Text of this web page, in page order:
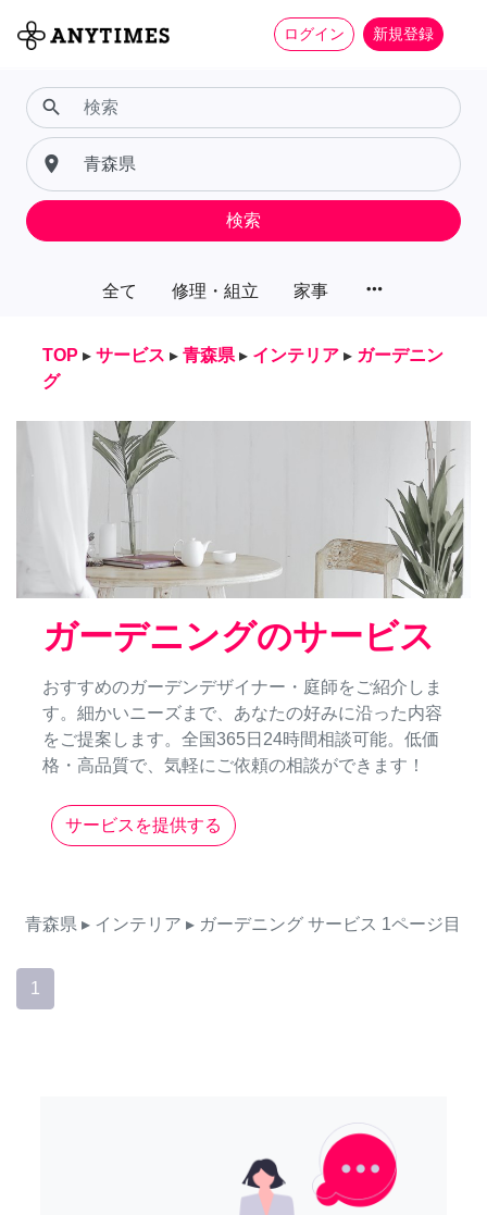
ログイン 新規登録
全て 修理・組立 家事 more_horiz
search
place
検索
TOP ▸ サービス ▸ 青森県 ▸ インテリア ▸ ガーデニン
グ
ガーデニングのサービス
おすすめのガーデンデザイナー・庭師をご紹介しま
す。細かいニーズまで、あなたの好みに沿った内容
をご提案します。全国365日24時間相談可能。低価
格・高品質で、気軽にご依頼の相談ができます！
サービスを提供する
青森県 ▸ インテリア ▸ ガーデニング サービス 1ページ目
1